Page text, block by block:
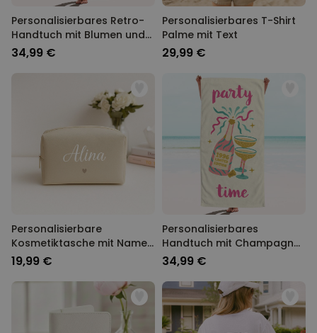
Personalisierbares Retro-
Handtuch mit Blumen und
Text
34,99 €
Personalisierbares T-Shirt
Palme mit Text
29,99 €
Personalisierbare
Kosmetiktasche mit Name
und Symbol
19,99 €
Personalisierbares
Handtuch mit Champagner
und Text
34,99 €